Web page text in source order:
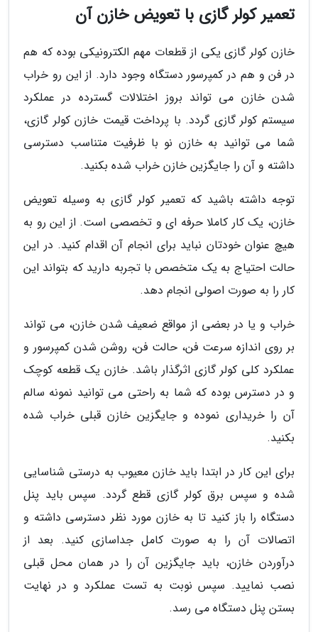
تعمیر کولر گازی با تعویض خازن آن
خازن کولر گازی یکی از قطعات مهم الکترونیکی بوده که هم
در فن و هم در کمپرسور دستگاه وجود دارد. از این رو خراب
شدن خازن می تواند بروز اختلالات گسترده در عملکرد
سیستم کولر گازی گردد. با پرداخت قیمت خازن کولر گازی،
شما می توانید به خازن نو با ظرفیت متناسب دسترسی
داشته و آن را جایگزین خازن خراب شده بکنید.
توجه داشته باشید که تعمیر کولر گازی به وسیله تعویض
خازن، یک کار کاملا حرفه ای و تخصصی است. از این رو به
هیچ عنوان خودتان نباید برای انجام آن اقدام کنید. در این
حالت احتیاج به یک متخصص با تجربه دارید که بتواند این
کار را به صورت اصولی انجام دهد.
خراب و یا در بعضی از مواقع ضعیف شدن خازن، می تواند
بر روی اندازه سرعت فن، حالت فن، روشن شدن کمپرسور و
عملکرد کلی کولر گازی اثرگذار باشد. خازن یک قطعه کوچک
و در دسترس بوده که شما به راحتی می توانید نمونه سالم
آن را خریداری نموده و جایگزین خازن قبلی خراب شده
بکنید.
برای این کار در ابتدا باید خازن معیوب به درستی شناسایی
شده و سپس برق کولر گازی قطع گردد. سپس باید پنل
دستگاه را باز کنید تا به خازن مورد نظر دسترسی داشته و
اتصالات آن را به صورت کامل جداسازی کنید. بعد از
درآوردن خازن، باید جایگزین آن را در همان محل قبلی
نصب نمایید. سپس نوبت به تست عملکرد و در نهایت
بستن پنل دستگاه می رسد.